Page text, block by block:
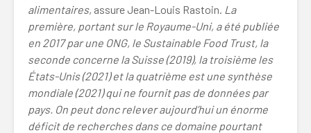
alimentaires, assure Jean-Louis Rastoin. La
première, portant sur le Royaume-Uni, a été publiée
en 2017 par une ONG, le Sustainable Food Trust, la
seconde concerne la Suisse (2019), la troisième les
États-Unis (2021) et la quatrième est une synthèse
mondiale (2021) qui ne fournit pas de données par
pays. On peut donc relever aujourd’hui un énorme
déficit de recherches dans ce domaine pourtant